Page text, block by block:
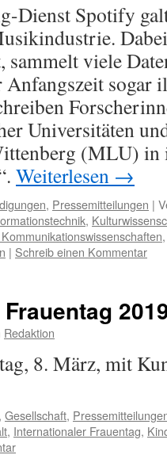
Dienst Spotify
sammelt viele
sogar
Universitäten
(MLU) in
Weiterlesen →
, Pressemitteilungen |
,
| Schreib einen Kommentar
Redaktion
8. März, mit
, Gesellschaft,
, Internationaler Frauentag,